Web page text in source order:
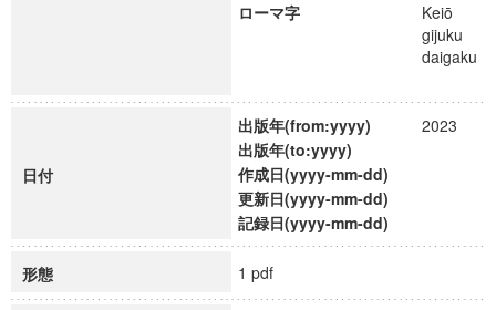
ローマ字
Keiō
gijuku
daigaku
日付
出版年(from:yyyy)
2023
出版年(to:yyyy)
作成日(yyyy-mm-dd)
更新日(yyyy-mm-dd)
記録日(yyyy-mm-dd)
形態 1 pdf